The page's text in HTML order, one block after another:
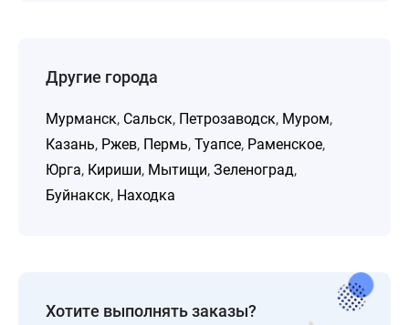
Другие города
Мурманск, Сальск, Петрозаводск, Муром,
Казань, Ржев, Пермь, Туапсе, Раменское,
Юрга, Кириши, Мытищи, Зеленоград,
Буйнакск, Находка
Хотите выполнять заказы?